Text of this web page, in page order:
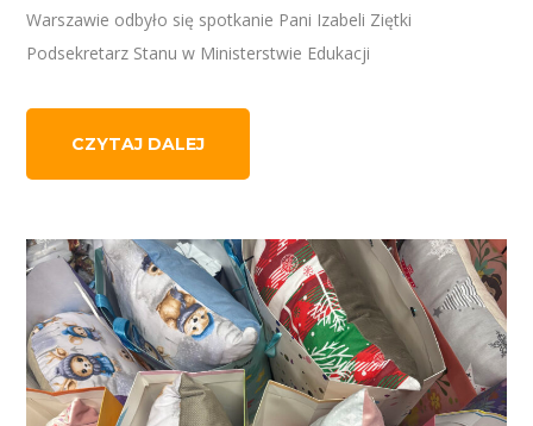
Warszawie odbyło się spotkanie Pani Izabeli Ziętki
Podsekretarz Stanu w Ministerstwie Edukacji
CZYTAJ DALEJ